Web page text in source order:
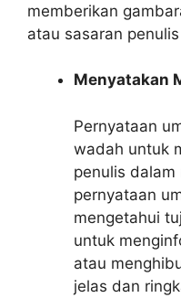
memberikan
atau sasaran
Menyatakan
Pernyataan
wadah untuk
penulis dalam
pernyataan
mengetahui
untuk
atau
jelas dan